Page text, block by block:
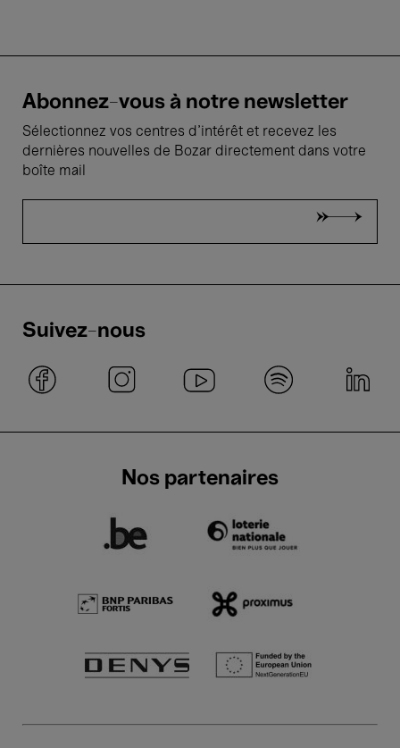
Abonnez-vous à notre newsletter
Sélectionnez vos centres d'intérêt et recevez les
dernières nouvelles de Bozar directement dans votre
boîte mail
Suivez-nous
Nos partenaires